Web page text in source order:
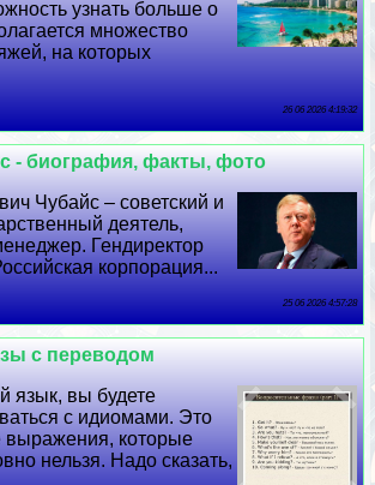
узнать больше о
множество
на которых
26 06 2026 4:19:32
- биография, факты, фото
Чубайс – советский и
деятель,
Гендиректор
корпорация...
25 06 2026 4:57:28
с переводом
язык, вы будете
с идиомами. Это
выражения, которые
нельзя. Надо сказать,